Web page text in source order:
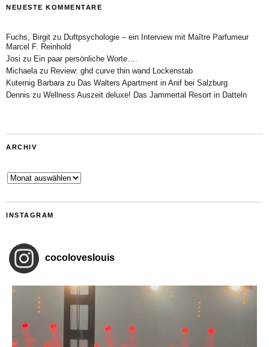
NEUESTE KOMMENTARE
Fuchs, Birgit zu Duftpsychologie – ein Interview mit Maître Parfumeur
Marcel F. Reinhold
Josi zu Ein paar persönliche Worte….
Michaelazu Review: ghd curve thin wand Lockenstab
Kuternig Barbarazu Das Walters Apartment in Anif bei Salzburg
Dennis zu Wellness Auszeit deluxe! Das Jammertal Resort in Datteln
ARCHIV
Archiv
INSTAGRAM
cocoloveslouis